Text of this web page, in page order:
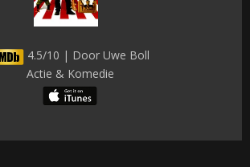
4.5/10 | Door Uwe Boll
Actie & Komedie